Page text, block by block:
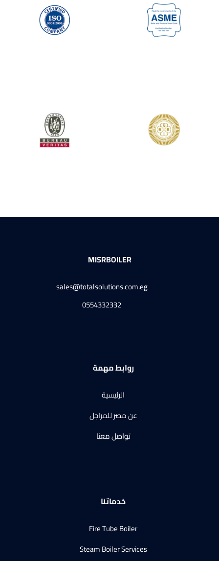
MISRBOILER
sales@totalsolutions.com.eg
0554332332
روابط مهمة
الرئيسية
عن مصر للمراجل
تواصل معنا
خدماتنا
Fire Tube Boiler
Steam Boiler Services